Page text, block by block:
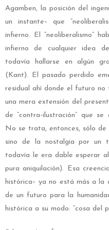
Agamben, la posición del
un instante– que
infierno. El “neoliberalismo”
infierno de cualquier idea
todavía hallarse en algún
(Kant). El pasado perdido
residual ahí donde el futuro
una mera extensión del
de “contra-ilustración” que
No se trata, entonces, sólo
sino de la nostalgia por un
todavía le era dable esperar
pura aniquilación). Esa
histórica– ya no está más a la
de un futuro para la
histórica a su modo: “cosa del